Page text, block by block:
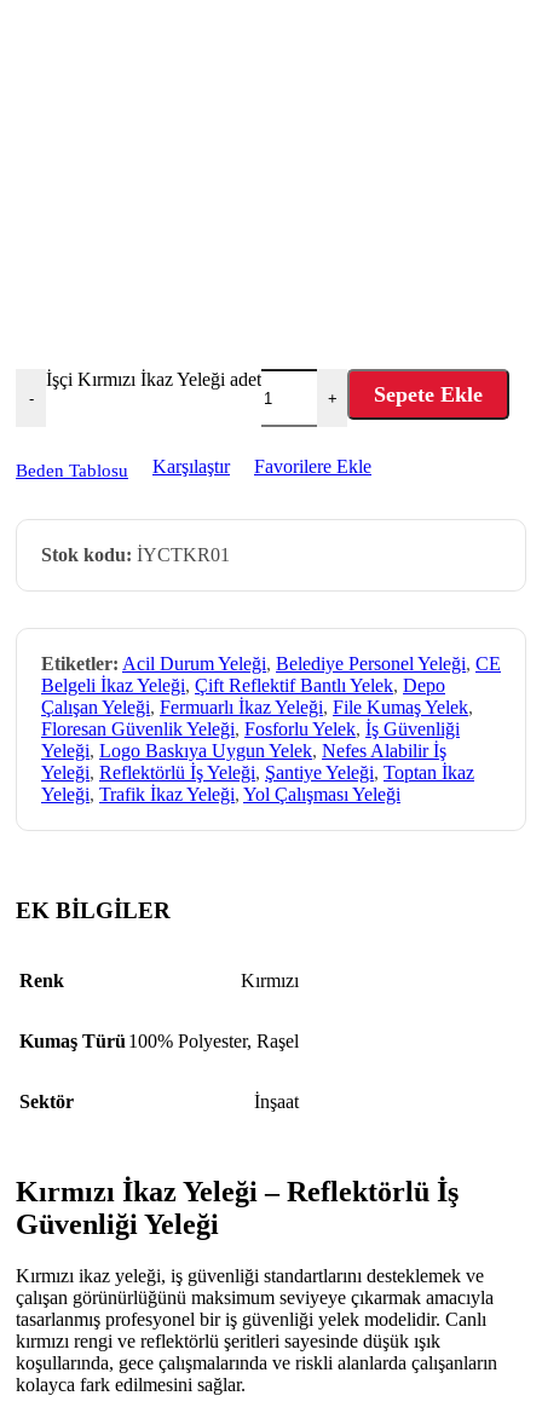
-
İşçi Kırmızı İkaz Yeleği adet
+ Sepete Ekle
Beden Tablosu Karşılaştır Favorilere Ekle
Stok kodu: İYCTKR01
Etiketler: Acil Durum Yeleği, Belediye Personel Yeleği, CE
Belgeli İkaz Yeleği, Çift Reflektif Bantlı Yelek, Depo
Çalışan Yeleği, Fermuarlı İkaz Yeleği, File Kumaş Yelek,
Floresan Güvenlik Yeleği, Fosforlu Yelek, İş Güvenliği
Yeleği, Logo Baskıya Uygun Yelek, Nefes Alabilir İş
Yeleği, Reflektörlü İş Yeleği, Şantiye Yeleği, Toptan İkaz
Yeleği, Trafik İkaz Yeleği, Yol Çalışması Yeleği
EK BİLGİLER
Renk Kırmızı
Kumaş Türü 100% Polyester, Raşel
Sektör İnşaat
Kırmızı İkaz Yeleği – Reflektörlü İş
Güvenliği Yeleği
Kırmızı ikaz yeleği, iş güvenliği standartlarını desteklemek ve
çalışan görünürlüğünü maksimum seviyeye çıkarmak amacıyla
tasarlanmış profesyonel bir iş güvenliği yelek modelidir. Canlı
kırmızı rengi ve reflektörlü şeritleri sayesinde düşük ışık
koşullarında, gece çalışmalarında ve riskli alanlarda çalışanların
kolayca fark edilmesini sağlar.